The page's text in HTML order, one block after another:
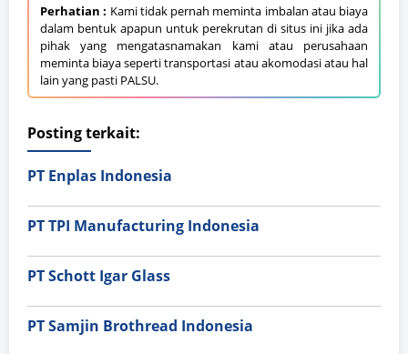
Perhatian : Kami tidak pernah meminta imbalan atau biaya
dalam bentuk apapun untuk perekrutan di situs ini jika ada
pihak yang mengatasnamakan kami atau perusahaan
meminta biaya seperti transportasi atau akomodasi atau hal
lain yang pasti PALSU.
Posting terkait:
PT Enplas Indonesia
PT TPI Manufacturing Indonesia
PT Schott Igar Glass
PT Samjin Brothread Indonesia